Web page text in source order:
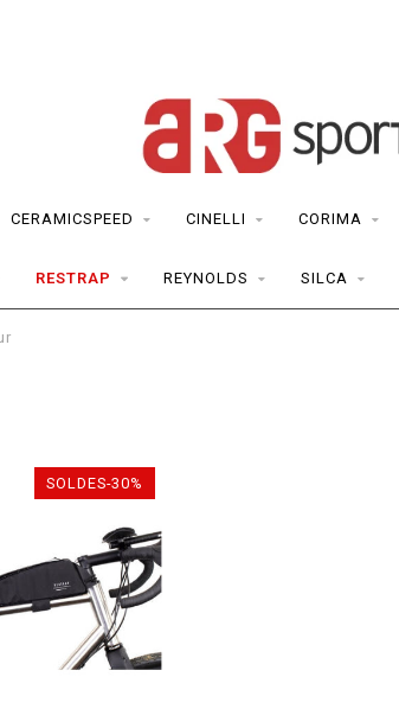
CERAMICSPEED CINELLI CORIMA
RESTRAP REYNOLDS SILCA
SOLDES-30%